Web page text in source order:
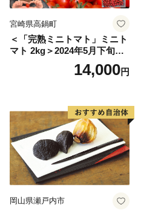
宮崎県高鍋町
＜「完熟ミニトマト」ミニト
マト 2kg＞2024年5月下旬迄
に順次出荷 野菜ソムリエサ
ミット アルル・リリカ共に
県 高鍋町産 産地直送 有機肥
料使用 高糖度 西森農園
14,000円
岡山県瀬戸内市